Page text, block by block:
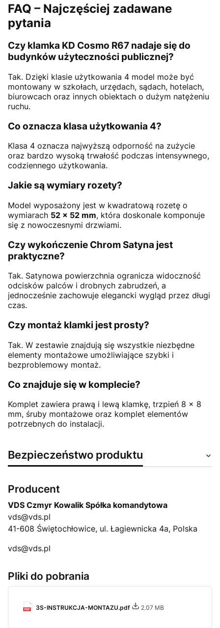
FAQ – Najczęściej zadawane
pytania
Czy klamka KD Cosmo R67 nadaje się do
budynków użyteczności publicznej?
Tak. Dzięki klasie użytkowania 4 model może być
montowany w szkołach, urzędach, sądach, hotelach,
biurowcach oraz innych obiektach o dużym natężeniu
ruchu.
Co oznacza klasa użytkowania 4?
Klasa 4 oznacza najwyższą odporność na zużycie
oraz bardzo wysoką trwałość podczas intensywnego,
codziennego użytkowania.
Jakie są wymiary rozety?
Model wyposażony jest w kwadratową rozetę o
wymiarach 52 × 52 mm, która doskonale komponuje
się z nowoczesnymi drzwiami.
Czy wykończenie Chrom Satyna jest
praktyczne?
Tak. Satynowa powierzchnia ogranicza widoczność
odcisków palców i drobnych zabrudzeń, a
jednocześnie zachowuje elegancki wygląd przez długi
czas.
Czy montaż klamki jest prosty?
Tak. W zestawie znajdują się wszystkie niezbędne
elementy montażowe umożliwiające szybki i
bezproblemowy montaż.
Co znajduje się w komplecie?
Komplet zawiera prawą i lewą klamkę, trzpień 8 × 8
mm, śruby montażowe oraz komplet elementów
potrzebnych do instalacji.
Bezpieczeństwo produktu
Producent
VDS Czmyr Kowalik Spółka komandytowa
vds@vds.pl
41-608 Świętochłowice, ul. Łagiewnicka 4a, Polska
vds@vds.pl
Pliki do pobrania
3S-INSTRUKCJA-MONTAZU.pdf 2.07 MB